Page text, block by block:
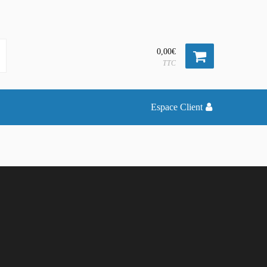
0,00€
TTC
Espace Client